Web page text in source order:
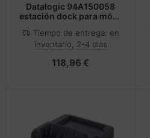
Datalogic 94A150058
estación dock para móvil
Tiempo de entrega: en
inventario, 2-4 dias
118,96 €